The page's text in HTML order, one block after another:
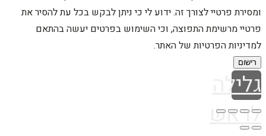
ומסירת פרטיי לצורך זה. ידוע לי כי ניתן לבקש בכל עת להסיר את
פרטיי מרשימת התפוצה, וכי השימוש בפרטים יעשה בהתאם
למדיניות הפרטיות של האתר.
רישום
גלילה
לראש